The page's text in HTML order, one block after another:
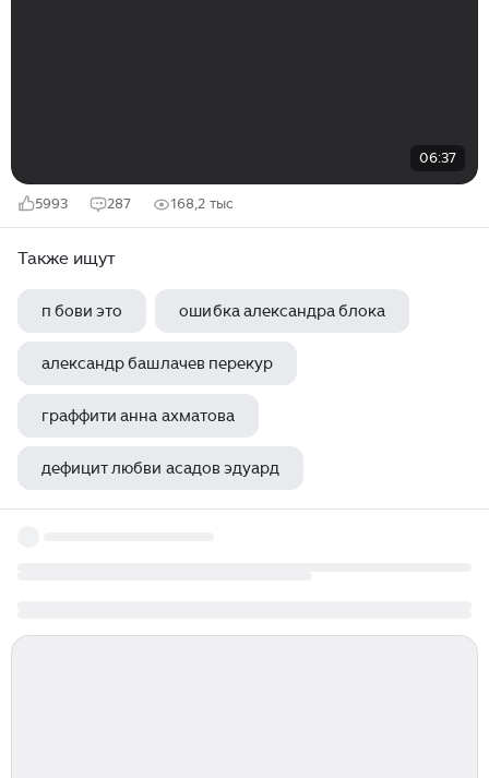
06:37
5993 287 168,2 тыс
Также ищут
п бови это ошибка александра блока
александр башлачев перекур
граффити анна ахматова
дефицит любви асадов эдуард